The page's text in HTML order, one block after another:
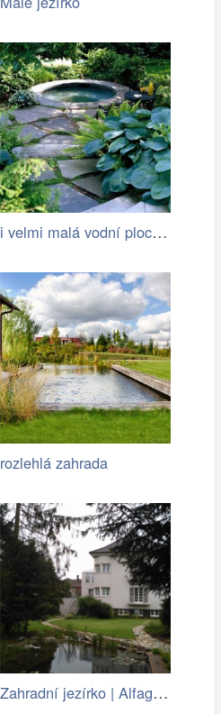
i velmi malá vodní plocha oživí zahradu
rozlehlá zahrada
Zahradní jezírko | Alfagreen.cz